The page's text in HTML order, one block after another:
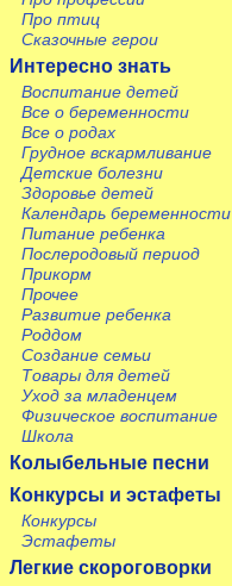
Про птиц
Сказочные герои
Интересно знать
Воспитание детей
Все о беременности
Все о родах
Грудное вскармливание
Детские болезни
Здоровье детей
Календарь беременности
Питание ребенка
Послеродовый период
Прикорм
Прочее
Развитие ребенка
Роддом
Создание семьи
Товары для детей
Уход за младенцем
Физическое воспитание
Школа
Колыбельные песни
Конкурсы и эстафеты
Конкурсы
Эстафеты
Легкие скороговорки